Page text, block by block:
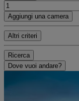
Aggiungi una camera
Altri criteri
Ricerca
Dove vuoi andare?